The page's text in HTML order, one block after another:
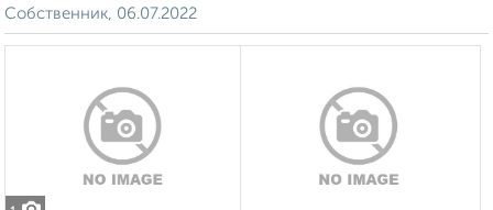
Собственник, 06.07.2022